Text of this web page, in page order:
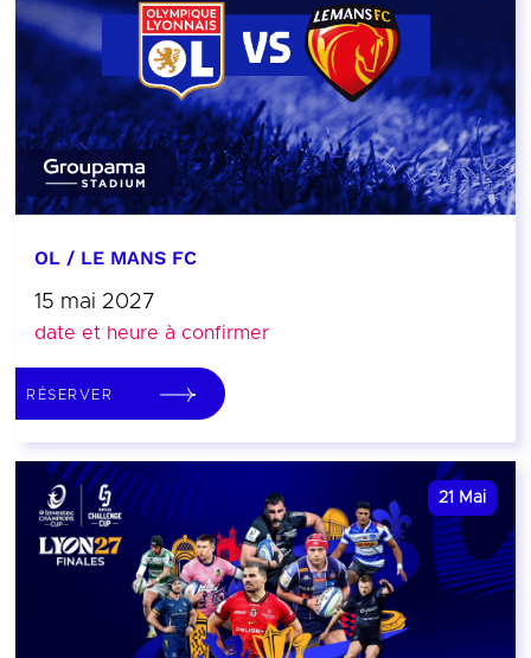
OL / LE MANS FC
15 mai 2027
date et heure à confirmer
RÉSERVER
21 Mai